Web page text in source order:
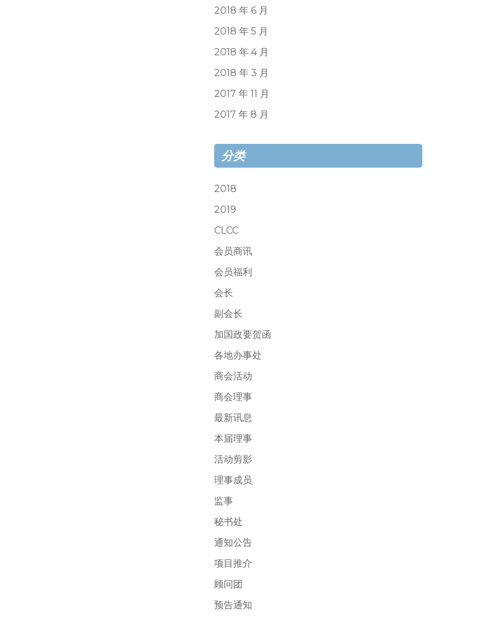
2018 年 6 月
2018 年 5 月
2018 年 4 月
2018 年 3 月
2017 年 11 月
2017 年 8 月
分类
2018
2019
CLCC
会员商讯
会员福利
会长
副会长
加国政要贺函
各地办事处
商会活动
商会理事
最新讯息
本届理事
活动剪影
理事成员
监事
秘书处
通知公告
项目推介
顾问团
预告通知